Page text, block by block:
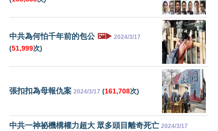
中共為何怕千年前的包公 🖼️▶️ 2024/3/17
(51,999次)
張扣扣為母報仇案 2024/3/17 (161,708次)
中共一神祕機構權力超大 眾多頭目離奇死亡 2024/3/17